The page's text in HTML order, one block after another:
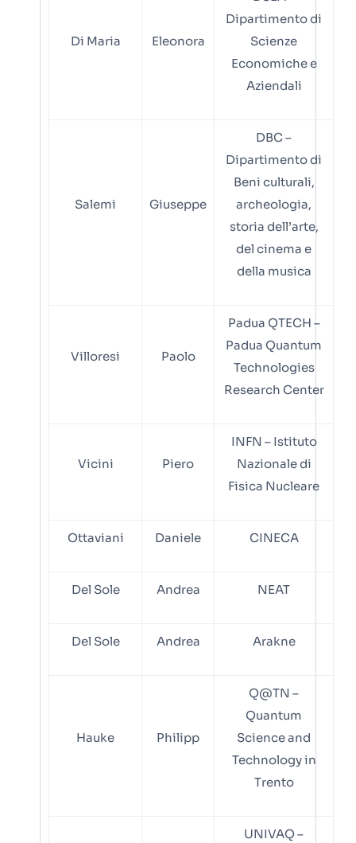
Di Maria Eleonora
Dipartimento di
Scienze
Economiche e
Aziendali
Salemi Giuseppe
DBC –
Dipartimento di
Beni culturali,
archeologia,
storia dell’arte,
del cinema e
della musica
Villoresi Paolo
Padua QTECH –
Padua Quantum
Technologies
Research Center
Vicini Piero
INFN – Istituto
Nazionale di
Fisica Nucleare
Ottaviani Daniele CINECA
Del Sole Andrea NEAT
Del Sole Andrea Arakne
Hauke Philipp
Q@TN –
Quantum
Science and
Technology in
Trento
UNIVAQ –